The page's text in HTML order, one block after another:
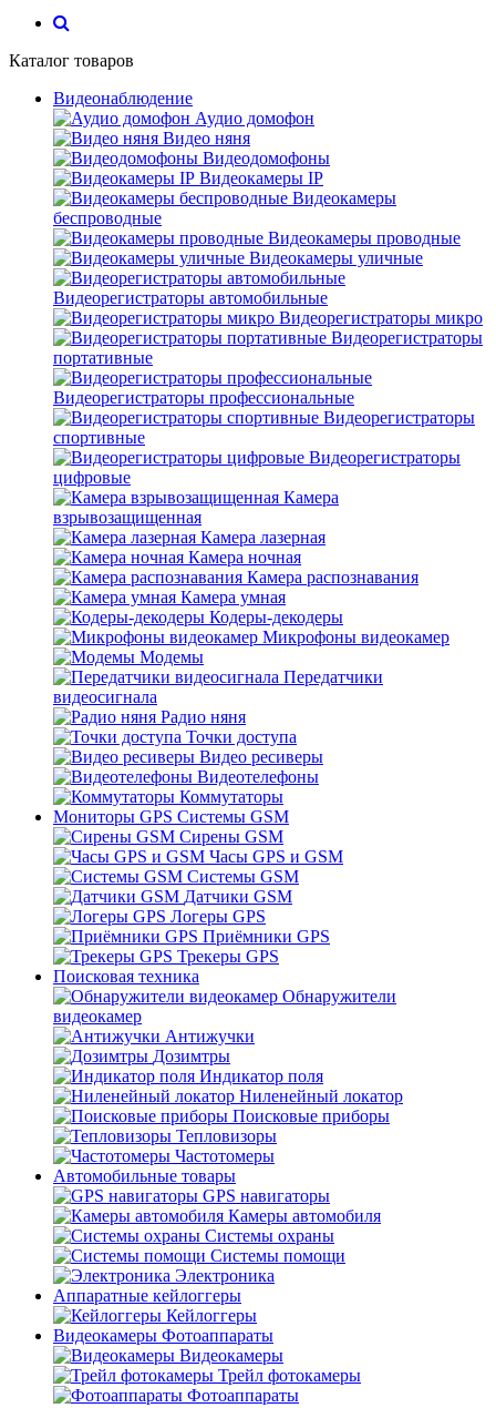
Каталог товаров
Видеонаблюдение
Аудио домофон
Видео няня
Видеодомофоны
Видеокамеры IP
Видеокамеры
беспроводные
Видеокамеры проводные
Видеокамеры уличные
Видеорегистраторы автомобильные
Видеорегистраторы микро
Видеорегистраторы
портативные
Видеорегистраторы профессиональные
Видеорегистраторы
спортивные
Видеорегистраторы
цифровые
Камера
взрывозащищенная
Камера лазерная
Камера ночная
Камера распознавания
Камера умная
Кодеры-декодеры
Микрофоны видеокамер
Модемы
Передатчики
видеосигнала
Радио няня
Точки доступа
Видео ресиверы
Видеотелефоны
Коммутаторы
Мониторы GPS Системы GSM
Сирены GSM
Часы GPS и GSM
Системы GSM
Датчики GSM
Логеры GPS
Приёмники GPS
Трекеры GPS
Поисковая техника
Обнаружители
видеокамер
Антижучки
Дозимтры
Индикатор поля
Ниленейный локатор
Поисковые приборы
Тепловизоры
Частотомеры
Автомобильные товары
GPS навигаторы
Камеры автомобиля
Системы охраны
Системы помощи
Электроника
Аппаратные кейлоггеры
Кейлоггеры
Видеокамеры Фотоаппараты
Видеокамеры
Трейл фотокамеры
Фотоаппараты